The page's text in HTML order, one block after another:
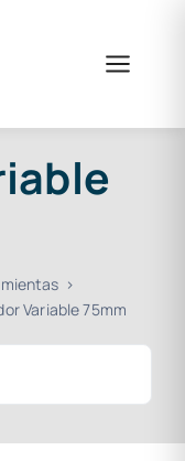
Variable 75mm